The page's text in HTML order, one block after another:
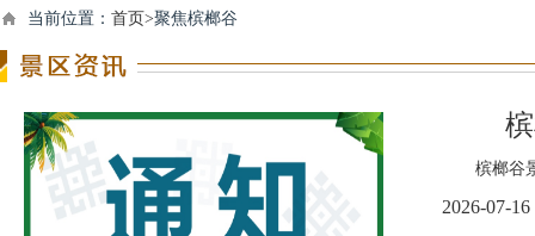
当前位置： 首页>聚焦槟榔谷
槟榔谷景
2026-07-16